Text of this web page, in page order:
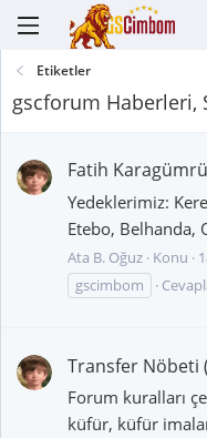
Etiketler
gscforum Haberleri,
Fatih
Yedeklerimiz:
Etebo, Belhanda,
Ata B. Oğuz Konu
gscimbom
Transfer Nöbeti
Forum kuralları
küfür, küfür